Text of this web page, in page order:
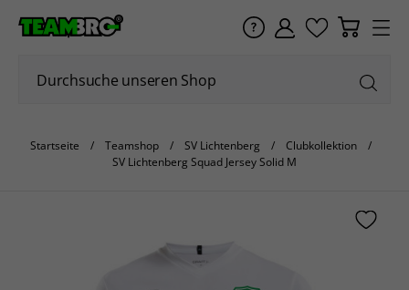
Startseite Teamshop SV Lichtenberg
Clubkollektion
SV Lichtenberg Squad Jersey Solid M